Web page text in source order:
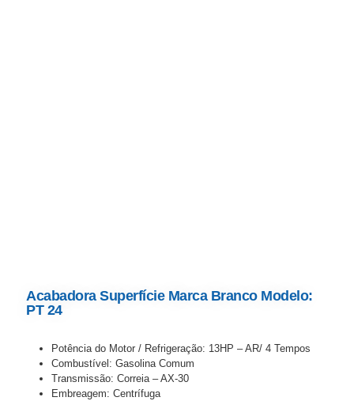
Acabadora Superfície Marca Branco Modelo:
PT 24
Potência do Motor / Refrigeração: 13HP – AR/ 4 Tempos
Combustível: Gasolina Comum
Transmissão: Correia – AX-30
Embreagem: Centrífuga